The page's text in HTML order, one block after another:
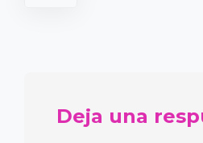
Deja una